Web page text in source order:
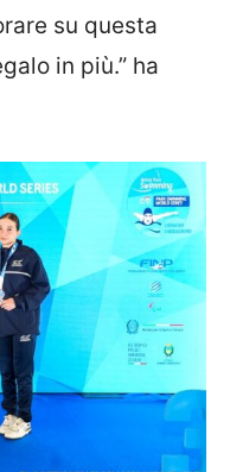
su questa
in più.” ha